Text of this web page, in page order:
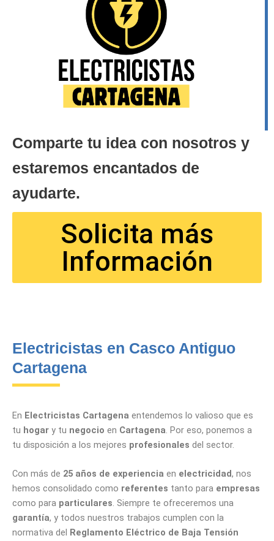
Comparte tu idea con nosotros y
estaremos encantados de
ayudarte.
Solicita más
Información
Electricistas en Casco Antiguo
Cartagena
En Electricistas Cartagena entendemos lo valioso que es
tu hogar y tu negocio en Cartagena. Por eso, ponemos a
tu disposición a los mejores profesionales del sector.
Con más de 25 años de experiencia en electricidad, nos
hemos consolidado como referentes tanto para empresas
como para particulares. Siempre te ofreceremos una
garantía, y todos nuestros trabajos cumplen con la
normativa del Reglamento Eléctrico de Baja Tensión